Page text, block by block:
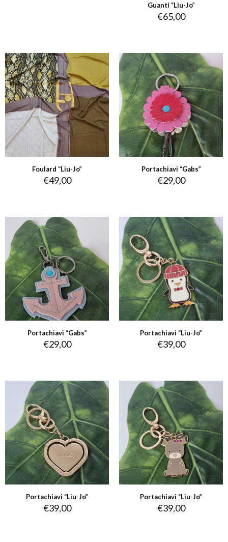
Guanti “Liu-Jo”
€65,00
Foulard “Liu-Jo”
€49,00
Portachiavi “Gabs”
€29,00
Portachiavi “Gabs”
€29,00
Portachiavi “Liu-Jo”
€39,00
Portachiavi “Liu-Jo”
€39,00
Portachiavi “Liu-Jo”
€39,00